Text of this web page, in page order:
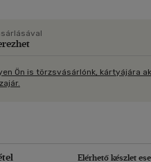
Ön is törzsvásárlónk, kártyájára
Elérhető készlet